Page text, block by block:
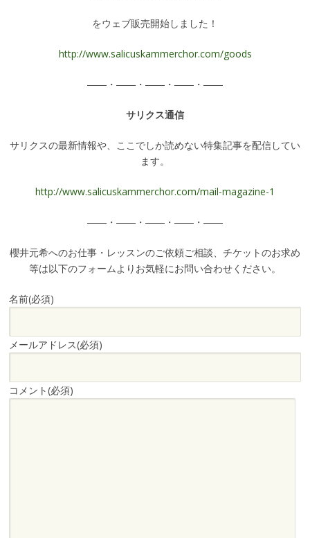
をウェブ販売開始しました！
http://www.salicuskammerchor.com/goods
――・――・――・――・――
サリクス通信
サリクスの最新情報や、ここでしか読めない特集記事を配信してい
ます。
http://www.salicuskammerchor.com/mail-magazine-1
――・――・――・――・――
櫻井元希へのお仕事・レッスンのご依頼ご相談、チケットのお求め
等は以下のフォームよりお気軽にお問い合わせください。
名前(必須)
メールアドレス(必須)
コメント(必須)